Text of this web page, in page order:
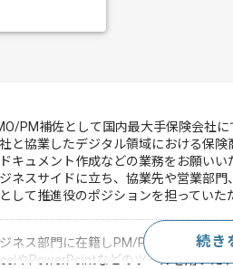
PM補佐として国内最大手保険会社
社と協業したデジタル領域における保
キュメント作成などの業務をお願いい
ジネスサイドに立ち、協業先や営業部
して推進役のポジションを担っていた
ジネス部門に在籍しPM/PMOとして実務
やPowerPointなどのツールを用いた
続き